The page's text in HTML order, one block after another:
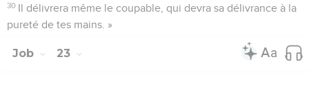
30 Il délivrera même le coupable, qui devra sa délivrance à la
pureté de tes mains. »
Job 23